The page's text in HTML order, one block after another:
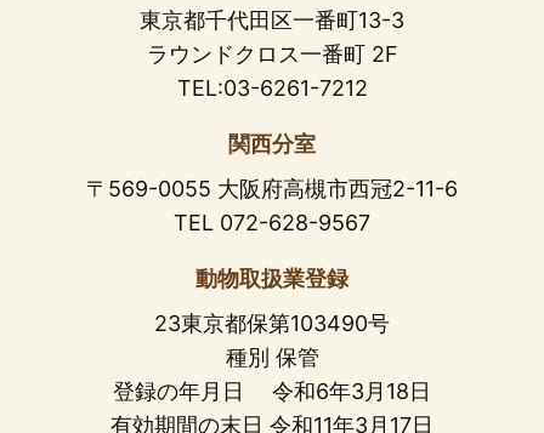
東京都千代田区一番町13-3
ラウンドクロス一番町 2F
TEL:03-6261-7212
関西分室
〒569-0055 大阪府高槻市西冠2-11-6
TEL 072-628-9567
動物取扱業登録
23東京都保第103490号
種別 保管
登録の年月日 令和6年3月18日
有効期間の末日 令和11年3月17日